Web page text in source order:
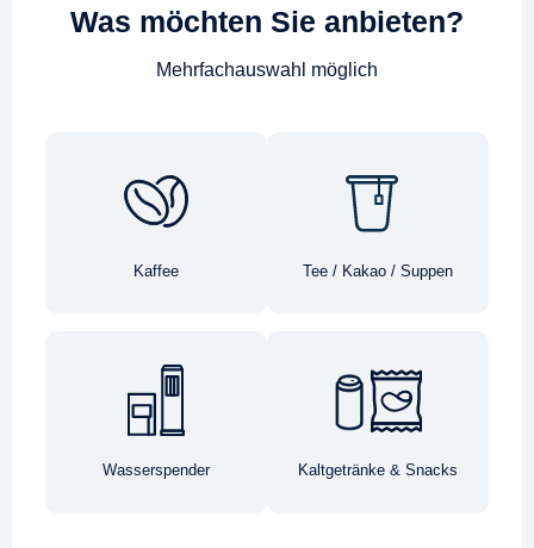
Was möchten Sie anbieten?
Mehrfachauswahl möglich
Kaffee Tee / Kakao / Suppen
Wasserspender Kaltgetränke & Snacks